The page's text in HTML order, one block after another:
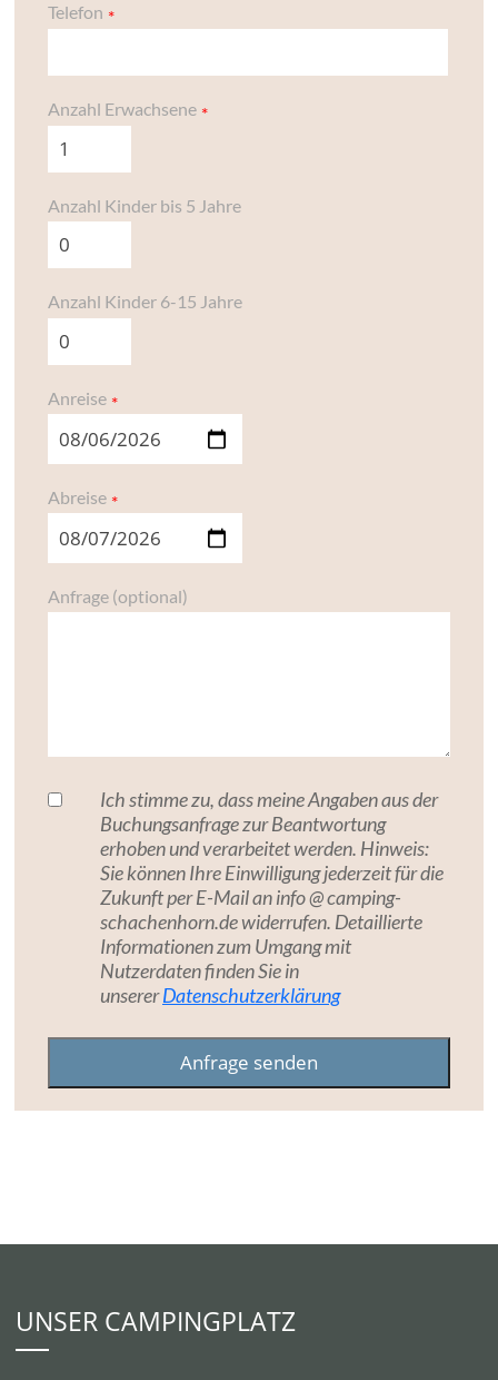
Telefon
Anzahl Erwachsene
Anzahl Kinder bis 5 Jahre
Anzahl Kinder 6-15 Jahre
Anreise
Abreise
Anfrage (optional)
Ich stimme zu, dass meine Angaben aus der
Buchungsanfrage zur Beantwortung
erhoben und verarbeitet werden. Hinweis:
Sie können Ihre Einwilligung jederzeit für die
Zukunft per E-Mail an info @ camping-
schachenhorn.de widerrufen. Detaillierte
Informationen zum Umgang mit
Nutzerdaten finden Sie in
unsererDatenschutzerklärung
UNSER CAMPINGPLATZ